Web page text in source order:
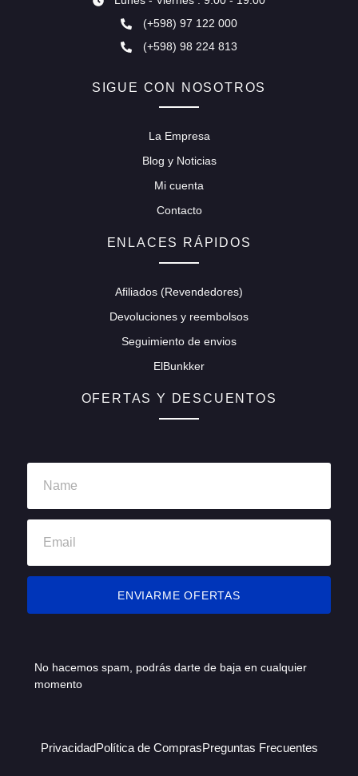
(+598) 97 122 000
(+598) 98 224 813
SIGUE CON NOSOTROS
La Empresa
Blog y Noticias
Mi cuenta
Contacto
ENLACES RÁPIDOS
Afiliados (Revendedores)
Devoluciones y reembolsos
Seguimiento de envios
ElBunkker
OFERTAS Y DESCUENTOS
ENVIARME OFERTAS
No hacemos spam, podrás darte de baja en cualquier
momento
PrivacidadPolítica de ComprasPreguntas Frecuentes